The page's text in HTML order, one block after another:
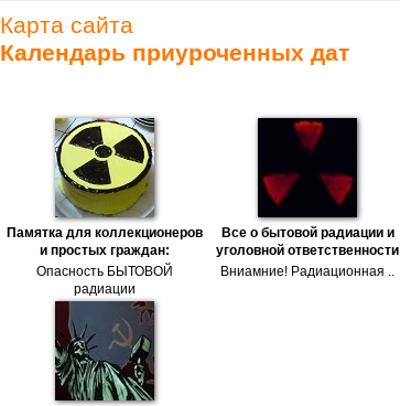
Карта сайта
Календарь приуроченных дат
Памятка для коллекционеров
и простых граждан:
Опасность БЫТОВОЙ
радиации
Все о бытовой радиации и
уголовной ответственности
Вниамние! Радиационная ..